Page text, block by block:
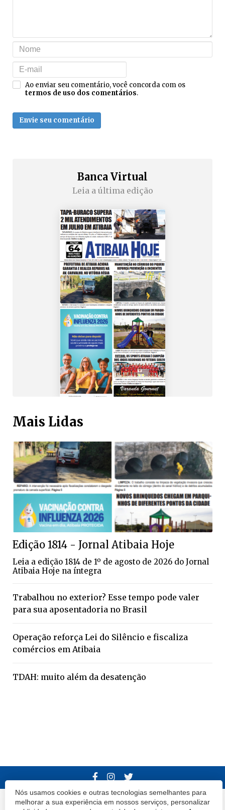
Nós usamos cookies e outras tecnologias semelhantes para
melhorar a sua experiência em nossos serviços, personalizar
Ao enviar seu comentário, você concorda com os
termos de uso dos comentários.
Envie seu comentário
Banca Virtual
Leia a última edição
Mais Lidas
Edição 1814 - Jornal Atibaia Hoje
Leia a edição 1814 de 1º de agosto de 2026 do Jornal
Atibaia Hoje na íntegra
Trabalhou no exterior? Esse tempo pode valer
para sua aposentadoria no Brasil
Operação reforça Lei do Silêncio e fiscaliza
comércios em Atibaia
TDAH: muito além da desatenção
© 2020 Atibaia Hoje.Todos os direitos reservados.Desenvolvido por